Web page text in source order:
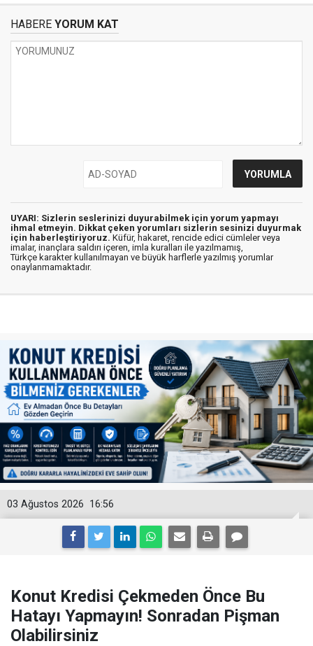
HABERE YORUM KAT
UYARI: Sizlerin seslerinizi duyurabilmek için yorum yapmayı
ihmal etmeyin. Dikkat çeken yorumları sizlerin sesinizi duyurmak
için haberleştiriyoruz. Küfür, hakaret, rencide edici cümleler veya
imalar, inançlara saldırı içeren, imla kuralları ile yazılmamış,
Türkçe karakter kullanılmayan ve büyük harflerle yazılmış yorumlar
onaylanmamaktadır.
16:56
03 Ağustos 2026
Konut Kredisi Çekmeden Önce Bu
Hatayı Yapmayın! Sonradan Pişman
Olabilirsiniz